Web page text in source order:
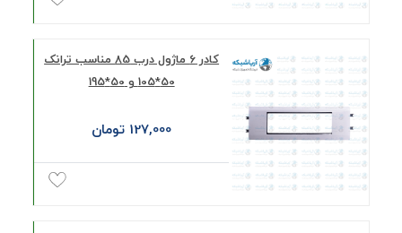
کادر 6 ماژول درب 85 مناسب ترانک
50*105 و 50*195
127,000 تومان